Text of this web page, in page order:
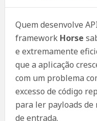
Quem desenvolve
framework Horse
e extremamente
que a aplicação
com um problema
excesso de código
para ler payloads de
de entrada.